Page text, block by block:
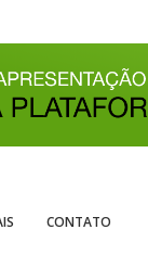
CONTATO